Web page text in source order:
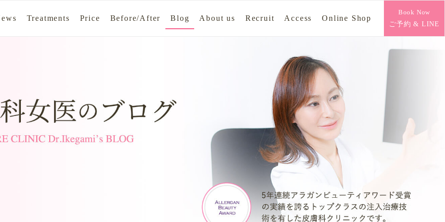
Treatments Price Before/After Blog About us Recruit Access Online Shop
Book Now
ご予約 & LINE